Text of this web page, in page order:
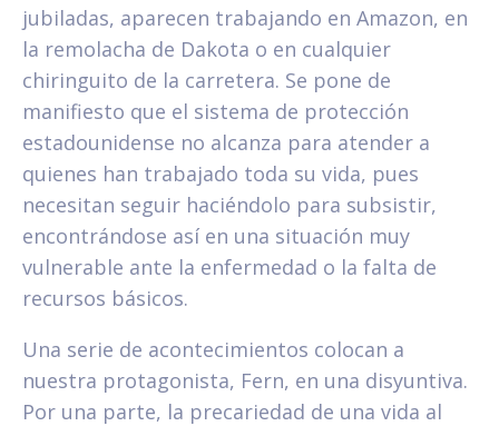
jubiladas, aparecen trabajando en Amazon, en
la remolacha de Dakota o en cualquier
chiringuito de la carretera. Se pone de
manifiesto que el sistema de protección
estadounidense no alcanza para atender a
quienes han trabajado toda su vida, pues
necesitan seguir haciéndolo para subsistir,
encontrándose así en una situación muy
vulnerable ante la enfermedad o la falta de
recursos básicos.
Una serie de acontecimientos colocan a
nuestra protagonista, Fern, en una disyuntiva.
Por una parte, la precariedad de una vida al